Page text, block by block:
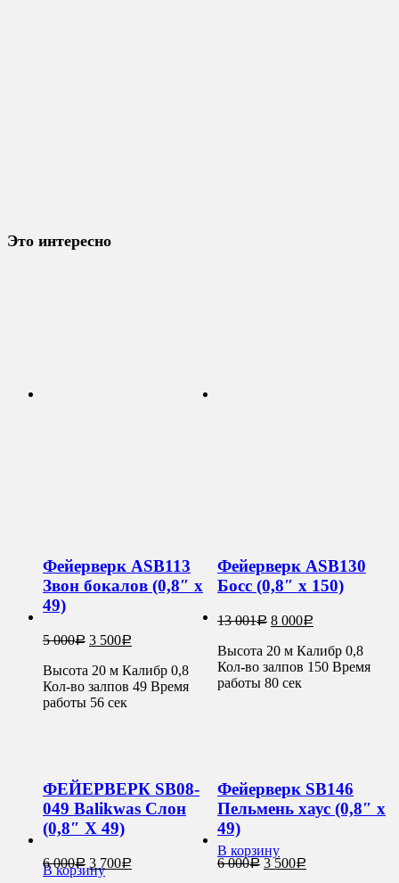
Это интересно
Фейерверк ASB113
Звон бокалов (0,8″ х
49)
5 000Р 3 500Р
Высота 20 м Калибр 0,8
Кол-во залпов 49 Время
работы 56 сек
В корзину
Фейерверк ASB130
Босс (0,8″ х 150)
13 001Р 8 000Р
Высота 20 м Калибр 0,8
Кол-во залпов 150 Время
работы 80 сек
В корзину
ФЕЙЕРВЕРК SB08-
049 Balikwas Слон
(0,8″ Х 49)
6 000Р 3 700Р
Фейерверк SB146
Пельмень хаус (0,8″ х
49)
6 000Р 3 500Р